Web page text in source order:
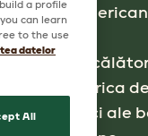
sud-
într-o
din America
și dulci ale
a profile
can learn
to the use
datelor
All